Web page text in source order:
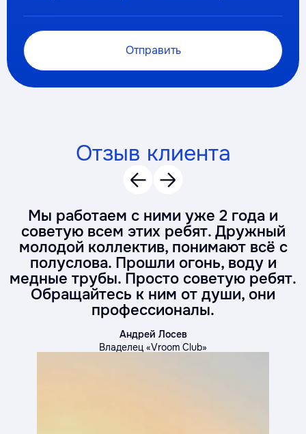
Отправить
Отзыв клиента
Мы работаем с ними уже 2 года и
советую всем этих ребят. Дружный
молодой коллектив, понимают всё с
полуслова. Прошли огонь, воду и
медные трубы. Просто советую ребят.
Обращайтесь к ним от души, они
профессионалы.
Андрей Лосев
Владелец «Vroom Club»